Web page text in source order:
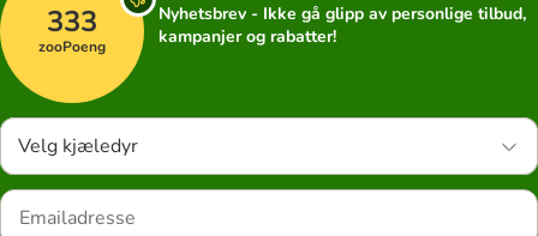
333
zooPoeng
Nyhetsbrev - Ikke gå glipp av personlige tilbud,
kampanjer og rabatter!
Velg kjæledyr